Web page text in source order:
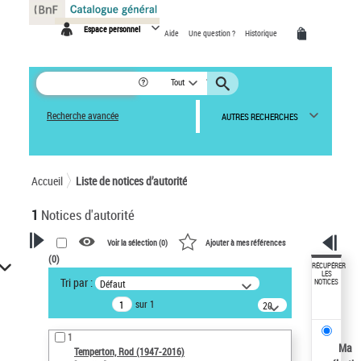
Espace personnel Aide Une question ? Historique
Tout
Recherche avancée AUTRES RECHERCHES
Accueil Liste de notices d’autorité
1 Notices d'autorité
VOTRE RECHERCHE
Recherche avancée dans les
notices d’autorité
Œuvres liées à l'auteur :
Temperton, Rod (1947-2016)
Voir la sélection (0) Ajouter à mes références
(0)
Tri par : Défaut
sur 1
20
résultats/page
1
Temperton, Rod (1947-2016)
RÉCUPÉRER
LES
NOTICES
Ma
Panneau de gestion des cookies